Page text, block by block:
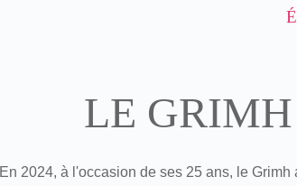
LE GRIMH
En 2024, à l'occasion de ses 25 ans, le